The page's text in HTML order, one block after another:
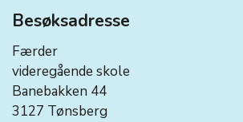
Besøksadresse
Færder
videregående skole
Banebakken 44
3127 Tønsberg